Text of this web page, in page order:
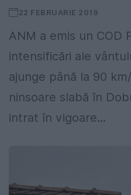
22 FEBRUARIE 2019
ANM a emis un COD
intensificări ale
ajunge până la 90
ninsoare slabă în
intrat în vigoare...